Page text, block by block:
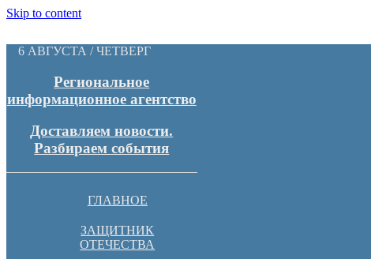
Skip to content
6 АВГУСТА / ЧЕТВЕРГ
Региональное
информационное агентство
Доставляем новости.
Разбираем события
ГЛАВНОЕ
ЗАЩИТНИК
ОТЕЧЕСТВА